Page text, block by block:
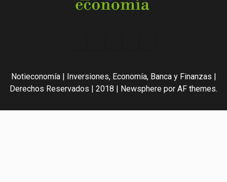
Noti-
economía
Notieconomía | Inversiones, Economía, Banca y Finanzas |
Derechos Reservados | 2018
Newsphere por AF themes.